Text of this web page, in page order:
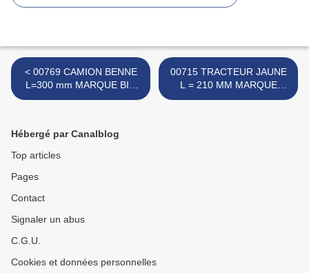
< 00769 CAMION BENNE
L=300 mm MARQUE BIG
WEST
00715 TRACTEUR JAUNE
L = 210 MM MARQUE
INCONNUE >
Hébergé par Canalblog
Top articles
Pages
Contact
Signaler un abus
C.G.U.
Cookies et données personnelles